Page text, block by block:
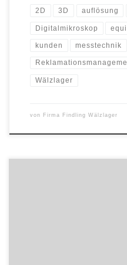
2D 3D auflösung
Digitalmikroskop
kunden messtechnik
Wälzlager
von Firma Findling Wälzlager